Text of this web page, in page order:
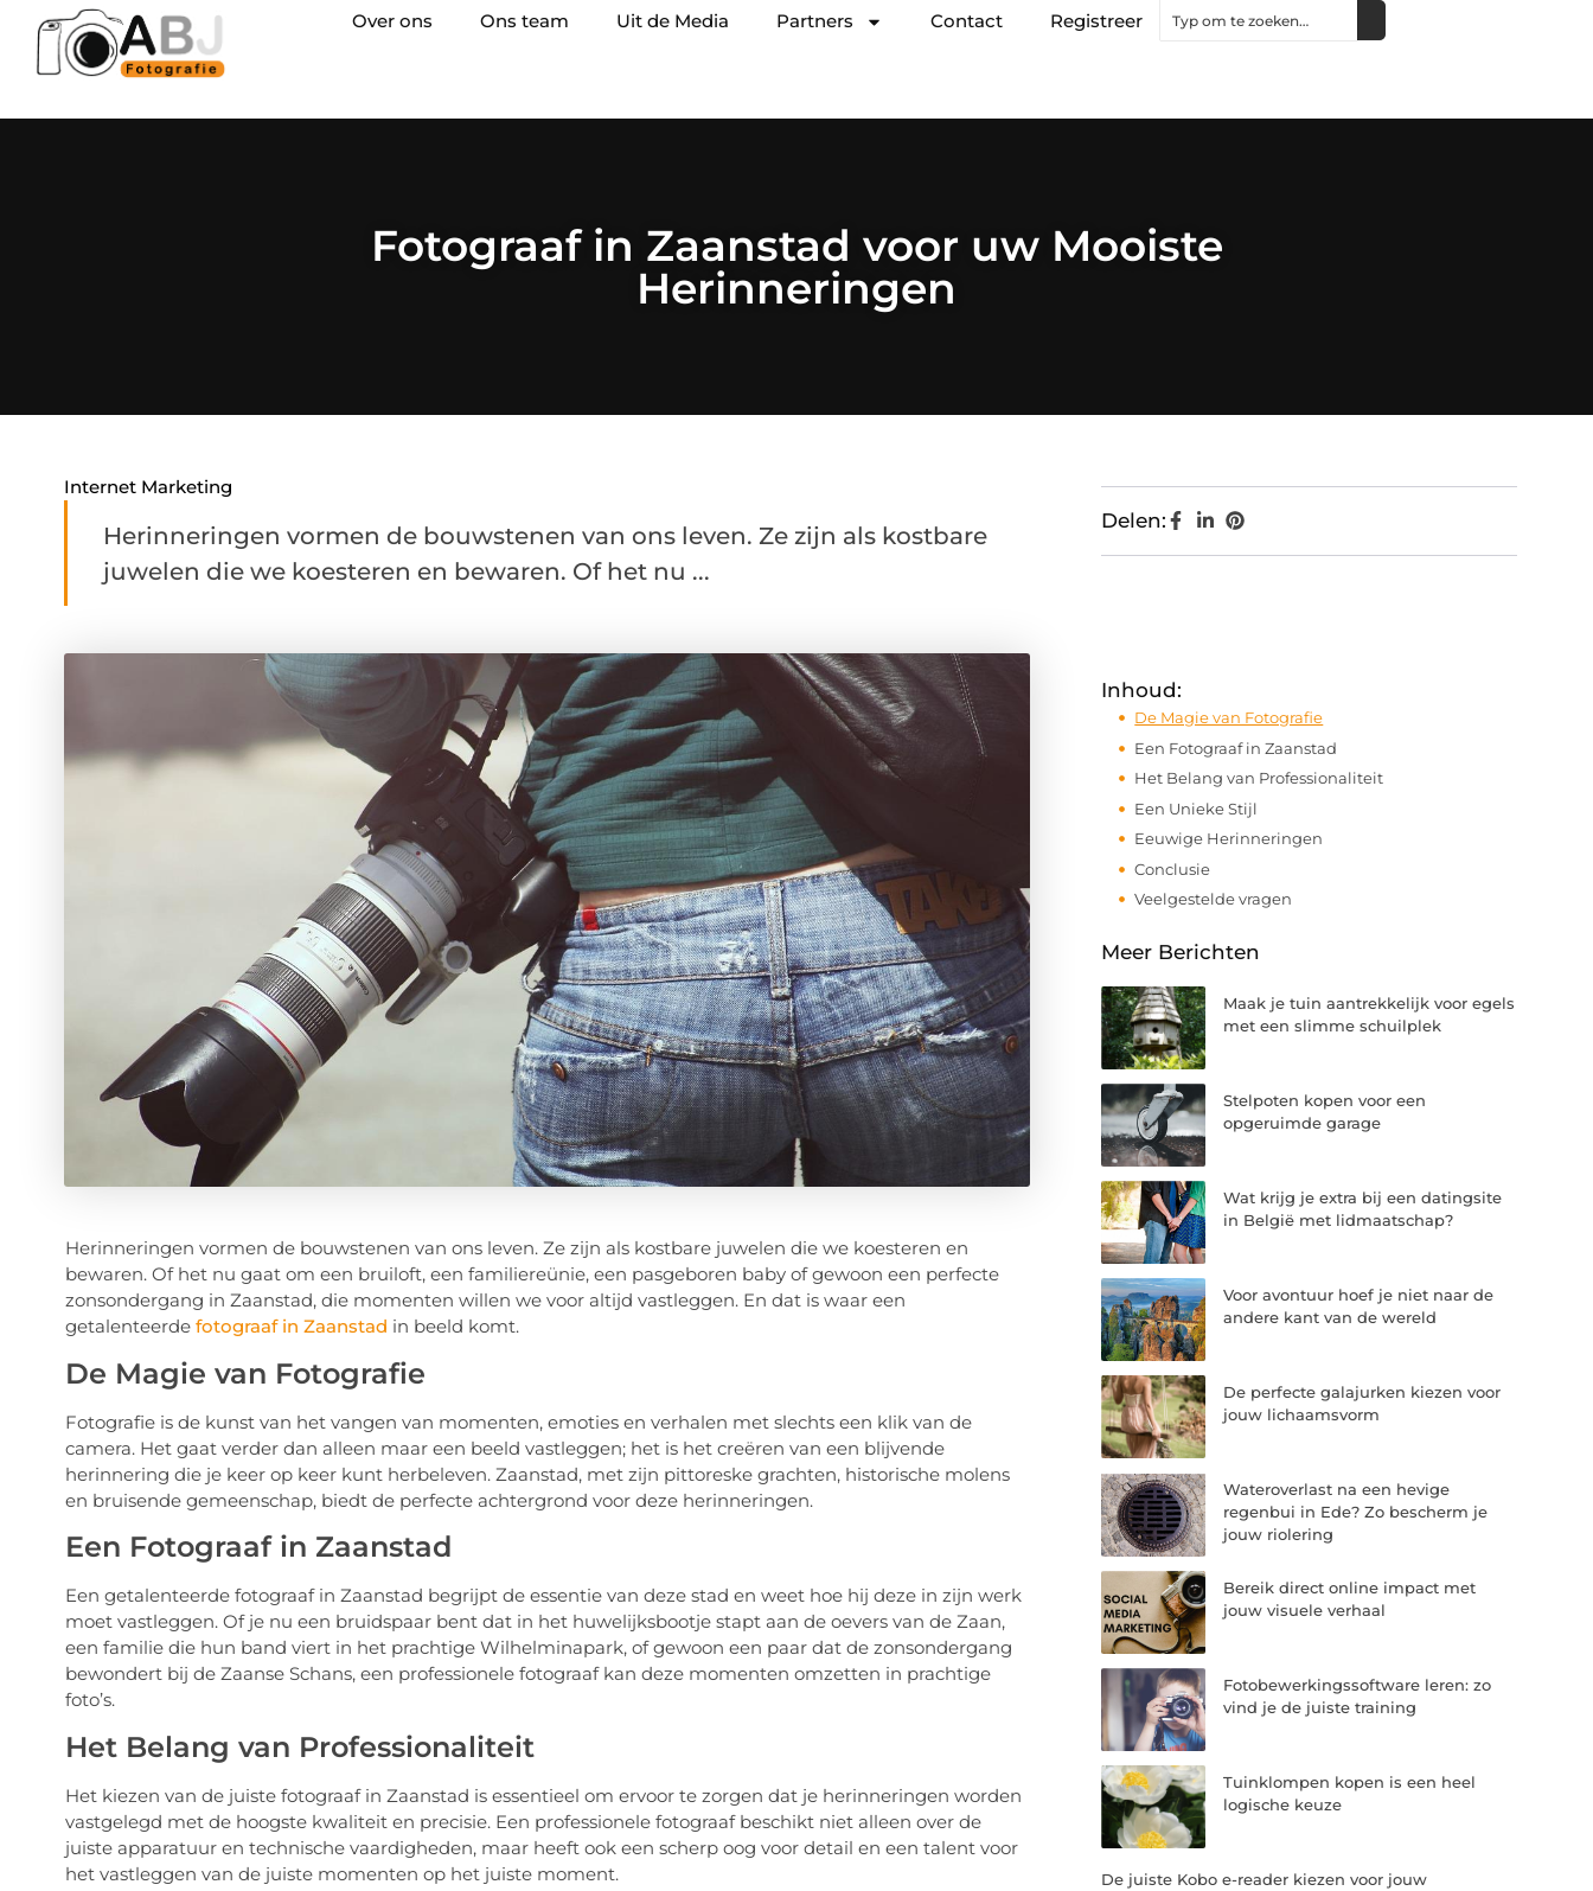
Over ons Ons team Uit de Media Partners Contact Registreer
Fotograaf in Zaanstad voor uw Mooiste
Herinneringen
Internet Marketing
Herinneringen vormen de bouwstenen van ons leven. Ze zijn als kostbare
juwelen die we koesteren en bewaren. Of het nu ...
Herinneringen vormen de bouwstenen van ons leven. Ze zijn als kostbare juwelen die we koesteren en
bewaren. Of het nu gaat om een bruiloft, een familiereünie, een pasgeboren baby of gewoon een perfecte
zonsondergang in Zaanstad, die momenten willen we voor altijd vastleggen. En dat is waar een
getalenteerde fotograaf in Zaanstad in beeld komt.
De Magie van Fotografie
Fotografie is de kunst van het vangen van momenten, emoties en verhalen met slechts een klik van de
camera. Het gaat verder dan alleen maar een beeld vastleggen; het is het creëren van een blijvende
herinnering die je keer op keer kunt herbeleven. Zaanstad, met zijn pittoreske grachten, historische molens
en bruisende gemeenschap, biedt de perfecte achtergrond voor deze herinneringen.
Een Fotograaf in Zaanstad
Een getalenteerde fotograaf in Zaanstad begrijpt de essentie van deze stad en weet hoe hij deze in zijn werk
moet vastleggen. Of je nu een bruidspaar bent dat in het huwelijksbootje stapt aan de oevers van de Zaan,
een familie die hun band viert in het prachtige Wilhelminapark, of gewoon een paar dat de zonsondergang
bewondert bij de Zaanse Schans, een professionele fotograaf kan deze momenten omzetten in prachtige
foto’s.
Het Belang van Professionaliteit
Het kiezen van de juiste fotograaf in Zaanstad is essentieel om ervoor te zorgen dat je herinneringen worden
vastgelegd met de hoogste kwaliteit en precisie. Een professionele fotograaf beschikt niet alleen over de
juiste apparatuur en technische vaardigheden, maar heeft ook een scherp oog voor detail en een talent voor
het vastleggen van de juiste momenten op het juiste moment.
Delen:
Inhoud:
De Magie van Fotografie
Een Fotograaf in Zaanstad
Het Belang van Professionaliteit
Een Unieke Stijl
Eeuwige Herinneringen
Conclusie
Veelgestelde vragen
Meer Berichten
Maak je tuin aantrekkelijk voor egels
met een slimme schuilplek
Stelpoten kopen voor een
opgeruimde garage
Wat krijg je extra bij een datingsite
in België met lidmaatschap?
Voor avontuur hoef je niet naar de
andere kant van de wereld
De perfecte galajurken kiezen voor
jouw lichaamsvorm
Wateroverlast na een hevige
regenbui in Ede? Zo bescherm je
jouw riolering
Bereik direct online impact met
jouw visuele verhaal
Fotobewerkingssoftware leren: zo
vind je de juiste training
Tuinklompen kopen is een heel
logische keuze
De juiste Kobo e-reader kiezen voor jouw